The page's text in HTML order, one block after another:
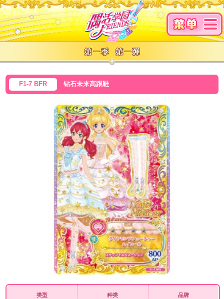
F1-7 BFR 钻石未来高跟鞋
类型 种类 品牌